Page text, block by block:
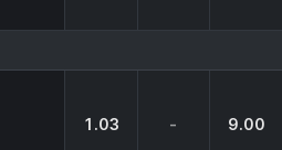
1.03 - 9.00